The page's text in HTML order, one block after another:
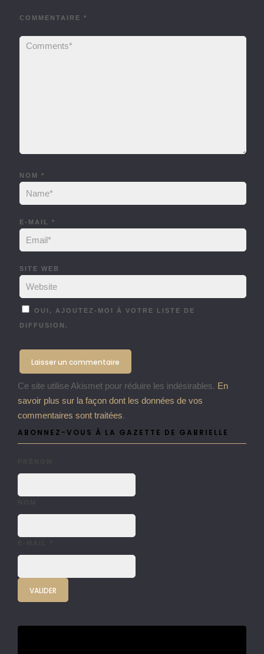
COMMENTAIRE *
NOM *
E-MAIL *
SITE WEB
OUI, AJOUTEZ-MOI À VOTRE LISTE DE
DIFFUSION.
Ce site utilise Akismet pour réduire les indésirables. En
savoir plus sur la façon dont les données de vos
commentaires sont traitées.
ABONNEZ-VOUS À LA GAZETTE DE GABRIELLE